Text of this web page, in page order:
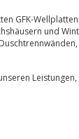
GFK-
Partnern, Standorten und